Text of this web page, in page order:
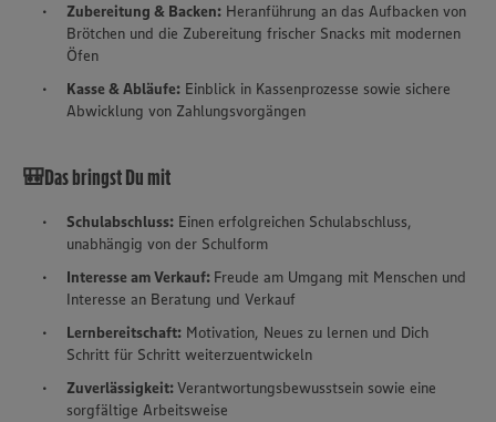
Zubereitung & Backen: Heranführung an das Aufbacken von
Brötchen und die Zubereitung frischer Snacks mit modernen
Öfen
Kasse & Abläufe: Einblick in Kassenprozesse sowie sichere
Abwicklung von Zahlungsvorgängen
🎒Das bringst Du mit
Schulabschluss: Einen erfolgreichen Schulabschluss,
unabhängig von der Schulform
Interesse am Verkauf: Freude am Umgang mit Menschen und
Interesse an Beratung und Verkauf
Lernbereitschaft: Motivation, Neues zu lernen und Dich
Schritt für Schritt weiterzuentwickeln
Zuverlässigkeit:Verantwortungsbewusstsein sowie eine
sorgfältige Arbeitsweise